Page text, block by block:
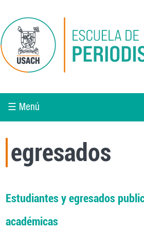
☰ Menú
egresados
Estudiantes y egresados
académicas